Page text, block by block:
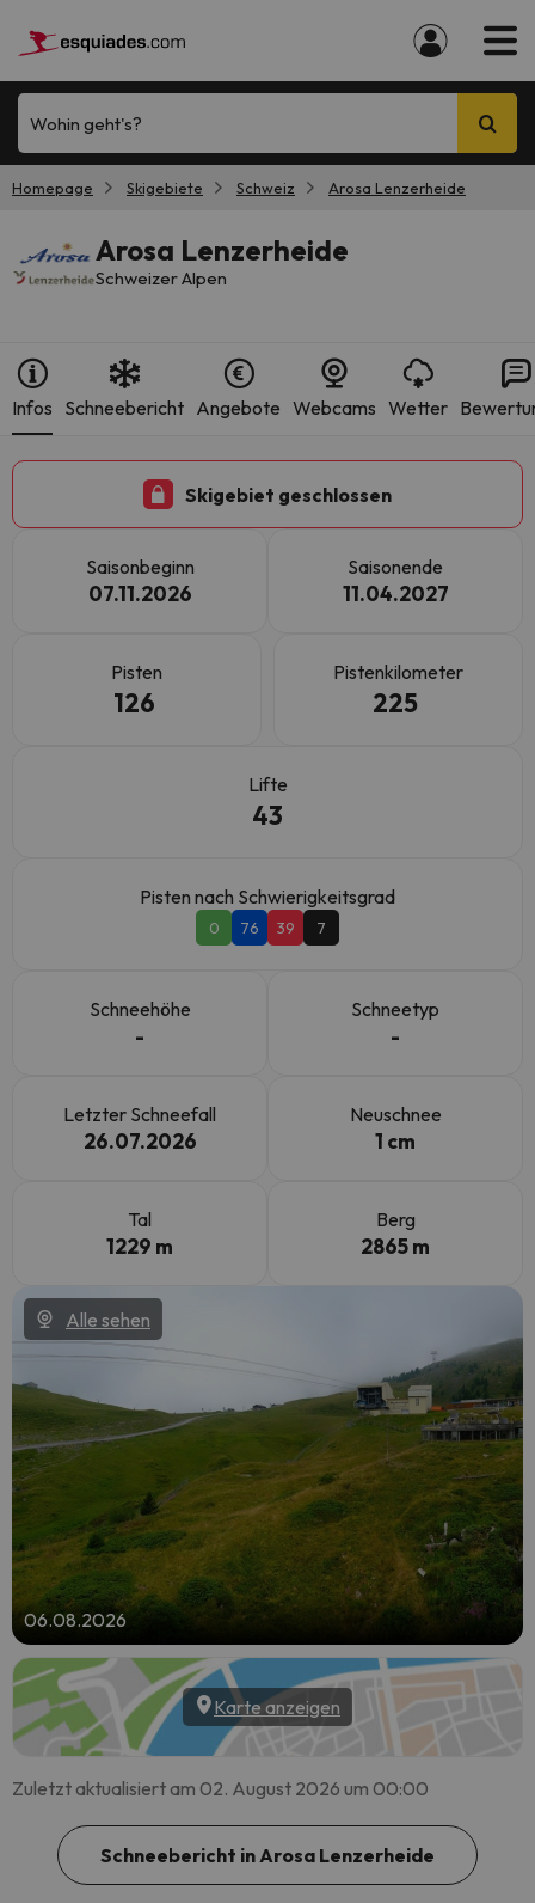
Wohin geht's?
Homepage Skigebiete Schweiz Arosa Lenzerheide
Arosa Lenzerheide
Schweizer Alpen
Infos Schneebericht Angebote Webcams Wetter
Skigebiet geschlossen
Saisonbeginn
07.11.2026
Saisonende
11.04.2027
Pisten
126
Pistenkilometer
225
Lifte
43
Pisten nach Schwierigkeitsgrad
0 76 39 7
Schneehöhe
-
Schneetyp
-
Letzter Schneefall
26.07.2026
Neuschnee
1 cm
Tal
1229 m
Berg
2865 m
Alle sehen
06.08.2026
Karte anzeigen
Zuletzt aktualisiert am 02. August 2026 um 00:00
Schneebericht in Arosa Lenzerheide